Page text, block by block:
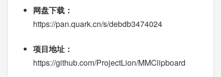
网盘下载：
https://pan.quark.cn/s/debdb3474024
项目地址：
https://github.com/ProjectLion/MMClipboard